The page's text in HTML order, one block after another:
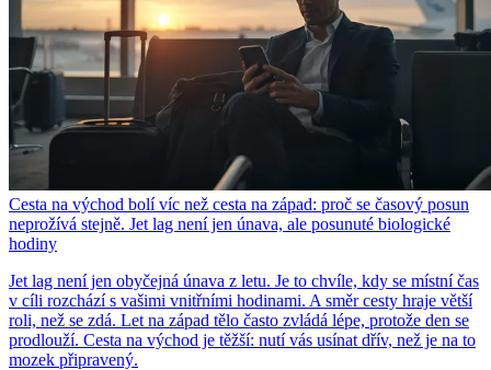
Cesta na východ bolí víc než cesta na západ: proč se časový posun
neprožívá stejně. Jet lag není jen únava, ale posunuté biologické
hodiny
Jet lag není jen obyčejná únava z letu. Je to chvíle, kdy se místní čas
v cíli rozchází s vašimi vnitřními hodinami. A směr cesty hraje větší
roli, než se zdá. Let na západ tělo často zvládá lépe, protože den se
prodlouží. Cesta na východ je těžší: nutí vás usínat dřív, než je na to
mozek připravený.